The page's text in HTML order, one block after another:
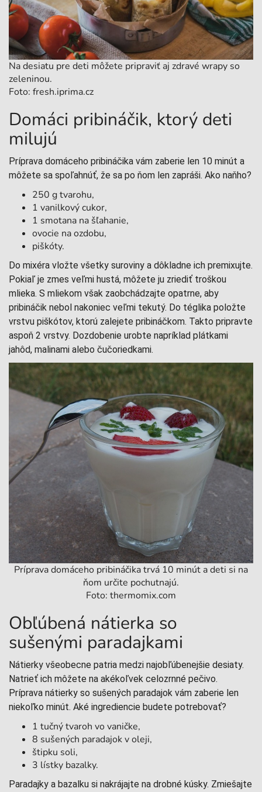
Na desiatu pre deti môžete pripraviť aj zdravé wrapy so
zeleninou.
Foto: fresh.iprima.cz
Domáci pribináčik, ktorý deti
milujú
Príprava domáceho pribináčika vám zaberie len 10 minút a
môžete sa spoľahnúť, že sa po ňom len zapráši. Ako naňho?
250 g tvarohu,
1 vanilkový cukor,
1 smotana na šľahanie,
ovocie na ozdobu,
piškóty.
Do mixéra vložte všetky suroviny a dôkladne ich premixujte.
Pokiaľ je zmes veľmi hustá, môžete ju zriediť troškou
mlieka. S mliekom však zaobchádzajte opatrne, aby
pribináčik nebol nakoniec veľmi tekutý. Do téglika položte
vrstvu piškótov, ktorú zalejete pribináčkom. Takto pripravte
aspoň 2 vrstvy. Dozdobenie urobte napríklad plátkami
jahôd, malinami alebo čučoriedkami.
Príprava domáceho pribináčika trvá 10 minút a deti si na
ňom určite pochutnajú.
Foto: thermomix.com
Obľúbená nátierka so
sušenými paradajkami
Nátierky všeobecne patria medzi najobľúbenejšie desiaty.
Natrieť ich môžete na akékoľvek celozrnné pečivo.
Príprava nátierky so sušených paradajok vám zaberie len
niekoľko minút. Aké ingrediencie budete potrebovať?
1 tučný tvaroh vo vaničke,
8 sušených paradajok v oleji,
štipku soli,
3 lístky bazalky.
Paradajky a bazalku si nakrájajte na drobné kúsky. Zmiešajte